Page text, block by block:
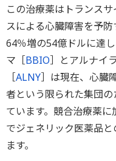
この治療薬はトランス
スによる心臓障害を予
64％増の54億ドルに達
マ［BBIO］とアルナイ
［ALNY］は現在、心臓
者という限られた集団
ています。競合治療薬
でジェネリック医薬品
ます。